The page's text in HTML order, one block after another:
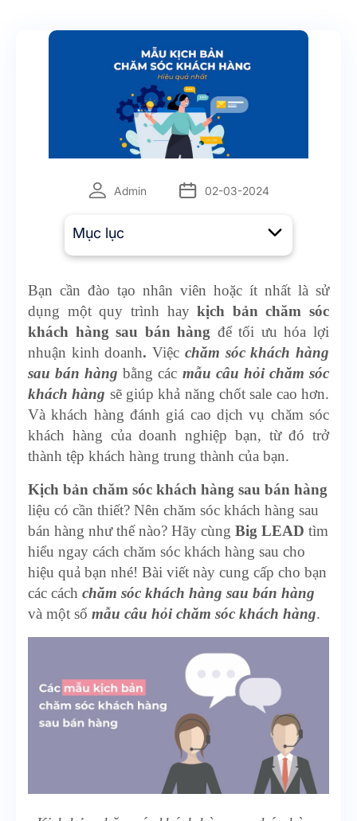
Admin 02-03-2024
Mục lục
Bạn cần đào tạo nhân viên hoặc ít nhất là sử
dụng một quy trình haykịch bản chăm sóc
khách hàng sau bán hàng để tối ưu hóa lợi
nhuận kinh doanh.Việc chăm sóc khách hàng
sau bán hàng bằng các mẫu câu hỏi chăm sóc
khách hàng sẽ giúp khả năng chốt sale cao hơn.
Và khách hàng đánh giá cao dịch vụ chăm sóc
khách hàng của doanh nghiệp bạn, từ đó trở
thành tệp khách hàng trung thành của bạn.
Kịch bản chăm sóc khách hàng sau bán hàng
liệu có cần thiết? Nên chăm sóc khách hàng sau
bán hàng như thế nào? Hãy cùng Big LEAD tìm
hiểu ngay cách chăm sóc khách hàng sau cho
hiệu quả bạn nhé! Bài viết này cung cấp cho bạn
các cách chăm sóc khách hàng sau bán hàng
và một số mẫu câu hỏi chăm sóc khách hàng.